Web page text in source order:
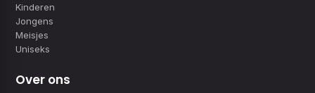
Kinderen
Jongens
Meisjes
Uniseks
Over ons